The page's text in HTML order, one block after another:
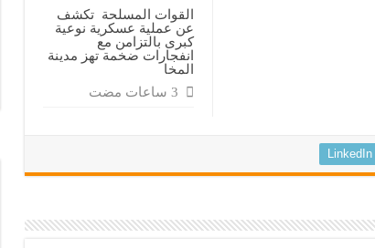
القوات المسلحة تكشف
عن عملية عسكرية نوعية
كبرى بالتزامن مع
انفجارات ضخمة تهز مدينة
المخا
LinkedIn